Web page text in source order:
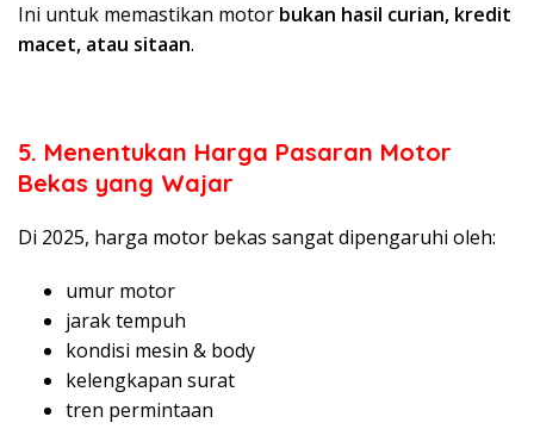
Ini untuk memastikan motor bukan hasil curian, kredit
macet, atau sitaan.
5. Menentukan Harga Pasaran Motor
Bekas yang Wajar
Di 2025, harga motor bekas sangat dipengaruhi oleh:
umur motor
jarak tempuh
kondisi mesin & body
kelengkapan surat
tren permintaan